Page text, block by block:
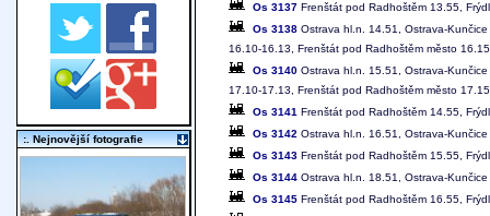
Os 3137 Frenštát pod Radhoštěm 13.55,
Os 3138 Ostrava hl.n. 14.51, Ostrava-
16.10-16.13, Frenštát pod Radhoštěm město 16.15
Os 3140 Ostrava hl.n. 15.51, Ostrava-
17.10-17.13, Frenštát pod Radhoštěm město 17.15
Os 3141 Frenštát pod Radhoštěm 14.55,
Os 3142 Ostrava hl.n. 16.51, Ostrava-
Os 3143 Frenštát pod Radhoštěm 15.55,
Os 3144 Ostrava hl.n. 18.51, Ostrava-
Os 3145 Frenštát pod Radhoštěm 16.55,
:. Nejnovější fotografie